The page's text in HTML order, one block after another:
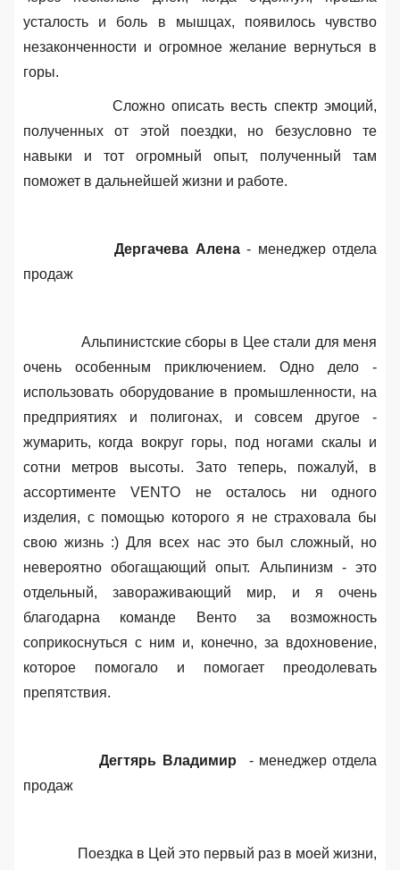
усталость и боль в мышцах, появилось чувство
незаконченности и огромное желание вернуться в
горы.
Сложно описать весть спектр эмоций,
полученных от этой поездки, но безусловно те
навыки и тот огромный опыт, полученный там
поможет в дальнейшей жизни и работе.
Дергачева Алена - менеджер отдела
продаж
Альпинистские сборы в Цее стали для меня
очень особенным приключением. Одно дело -
использовать оборудование в промышленности, на
предприятиях и полигонах, и совсем другое -
жумарить, когда вокруг горы, под ногами скалы и
сотни метров высоты. Зато теперь, пожалуй, в
ассортиментеVENTO не осталось ни одного
изделия, с помощью которого я не страховала бы
свою жизнь :) Для всех нас это был сложный, но
невероятно обогащающий опыт. Альпинизм - это
отдельный, завораживающий мир, и я очень
благодарна команде Венто за возможность
соприкоснуться с ним и, конечно, за вдохновение,
которое помогало и помогает преодолевать
препятствия.
Дегтярь Владимир
- менеджер отдела
продаж
Поездка в Цей это первый раз в моей жизни,